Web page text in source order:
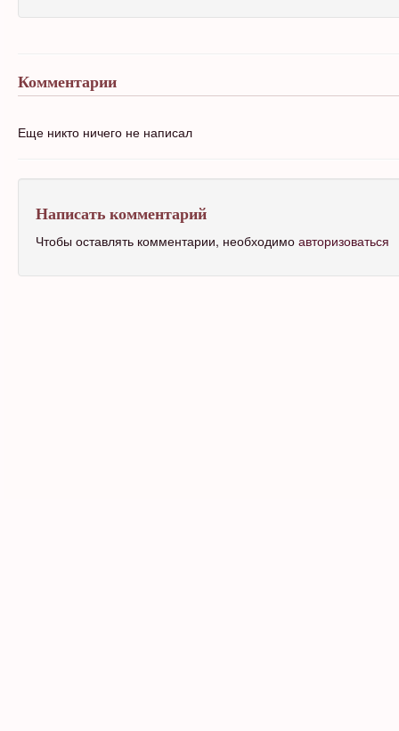
Комментарии
Еще никто ничего не написал
Написать комментарий
Чтобы оставлять комментарии, необходимо авторизоваться